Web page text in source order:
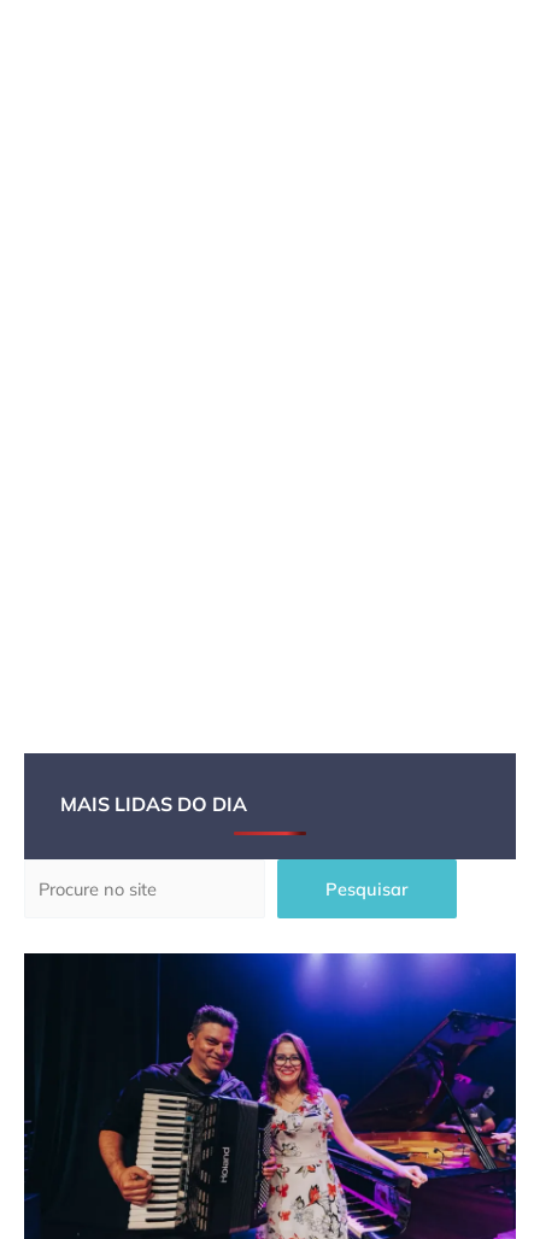
MAIS LIDAS DO DIA
Pesquisar